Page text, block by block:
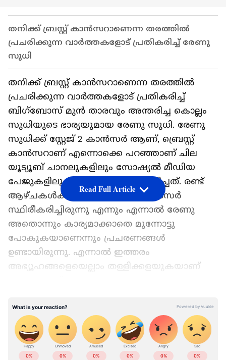
തനിക്ക് ബ്രസ്റ്റ് കാൻസറാണെന്ന തരത്തിൽ
പ്രചരിക്കുന്ന വാർത്തകളോട് പ്രതികരിച്ച് രേണു
സുധി
തനിക്ക് ബ്രസ്റ്റ് കാൻസറാണെന്ന തരത്തിൽ
പ്രചരിക്കുന്ന വാർത്തകളോട് പ്രതികരിച്ച്
ബിഗ്ബോസ് മുന്‍ താരവും അന്തരിച്ച കൊല്ലം
സുധിയുടെ ഭാര്യയുമായ രേണു സുധി. രേണു
സുധിക്ക് സ്റ്റേജ് 2 കാൻസർ ആണ്, ബ്രെസ്റ്റ്
കാന്‍സറാണ് എന്നൊക്കെ പറഞ്ഞാണ് ചില
യൂട്യൂബ് ചാനലുകളിലും സോഷ്യൽ മീഡിയ
പേജുകളിലും അഭ്യൂഹങ്ങൾ പ്രചരിച്ചത്. രണ്ട്
ആഴ്ചകള്‍ക്ക് മുന്‍പേ തന്നെ കാന്‍സര്‍
സ്ഥിരീകരിച്ചിരുന്നു എന്നും എന്നാല്‍ രേണു
അതൊന്നും കാര്യമാക്കാതെ മുന്നോട്ടു
പോകുകയാണെന്നും പ്രചരണങ്ങൾ
ഉണ്ടായിരുന്നു. എന്നാൽ ഇത്തരം
അഭ്യൂഹങ്ങളെയെല്ലാം തള്ളിക്കളയുകയാണ്
വീഴും, അപ്പോൾ കാന്‍സര്‍ എന്നൊക്കെ
പറഞ്ഞാല്‍ ആരാണ് ഇങ്ങനെ ഹാപ്പിയായി
നടക്കുന്നതെന്ന് രേണു ചോദിക്കുന്നു.
Add Asianetnews as a Preferred
Read Full Article